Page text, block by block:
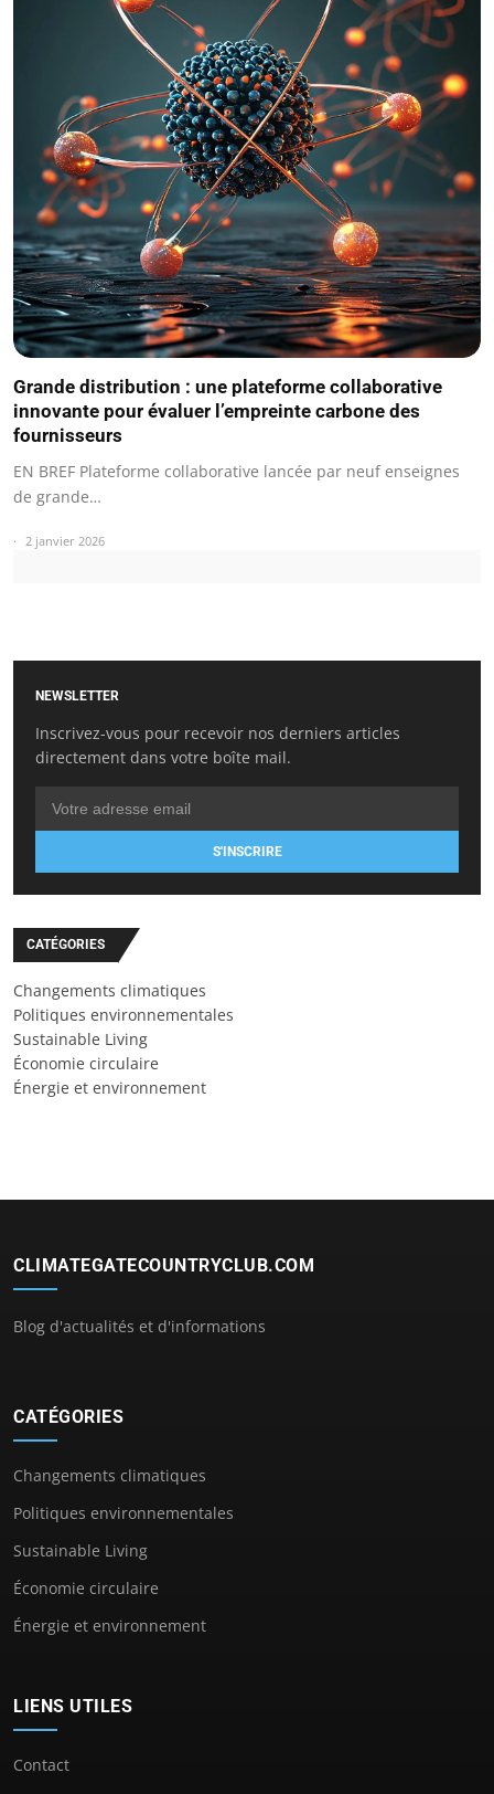
Grande distribution : une plateforme collaborative
innovante pour évaluer l’empreinte carbone des
fournisseurs
EN BREF Plateforme collaborative lancée par neuf enseignes
de grande…
2 janvier 2026
NEWSLETTER
Inscrivez-vous pour recevoir nos derniers articles
directement dans votre boîte mail.
S'INSCRIRE
CATÉGORIES
Changements climatiques
Politiques environnementales
Sustainable Living
Économie circulaire
Énergie et environnement
CLIMATEGATECOUNTRYCLUB.COM
Blog d'actualités et d'informations
CATÉGORIES
Changements climatiques
Politiques environnementales
Sustainable Living
Économie circulaire
Énergie et environnement
LIENS UTILES
Contact